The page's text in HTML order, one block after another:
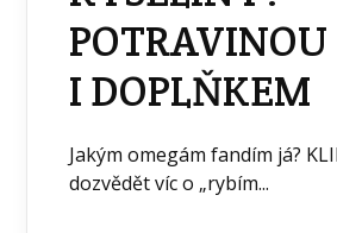
POTRAVINOU
I DOPLŇKEM
Jakým omegám fandím já?
dozvědět víc o „rybím...